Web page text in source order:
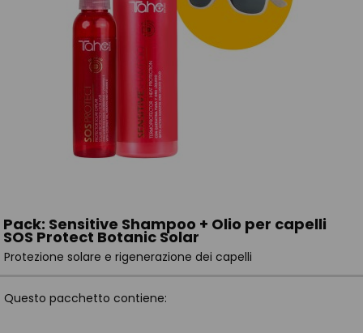
Pack: Sensitive Shampoo + Olio per capelli
SOS Protect Botanic Solar
Protezione solare e rigenerazione dei capelli
Questo pacchetto contiene: